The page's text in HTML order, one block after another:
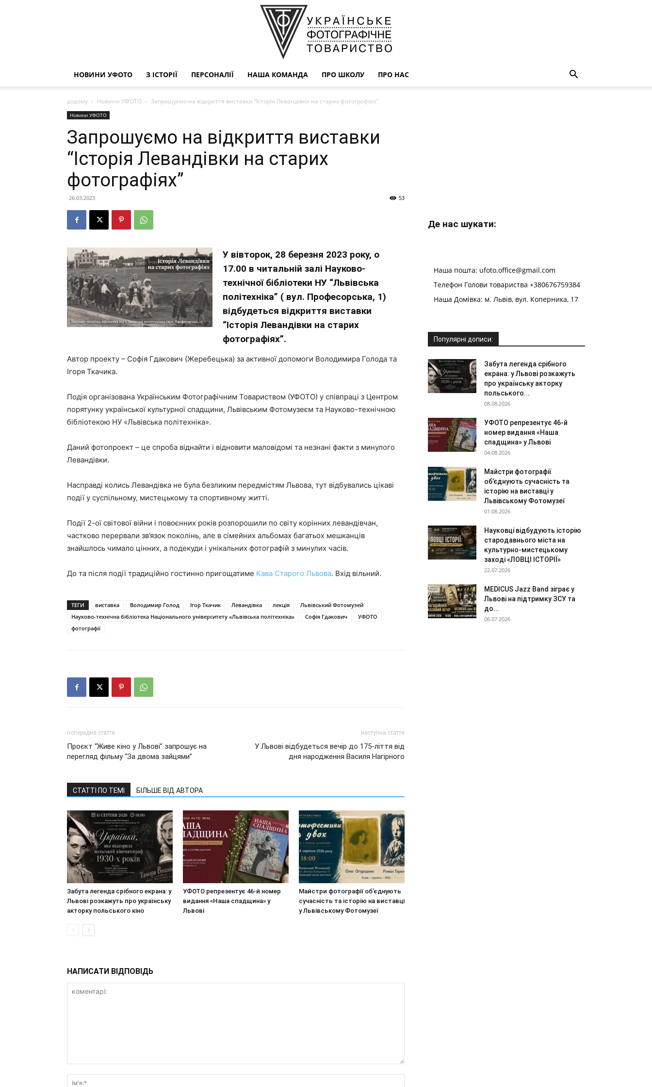
НОВИНИ УФОТО З ІСТОРІЇ ПЕРСОНАЛІЇ НАША КОМАНДА ПРО ШКОЛУ ПРО НАС
додому Новини УФОТО Запрошуємо на відкриття виставки “Історія Левандівки на старих фотографіях”
Новини УФОТО
Запрошуємо на відкриття виставки
“Історія Левандівки на старих
фотографіях”
26.03.2023 53
У вівторок, 28 березня 2023 року, о
17.00 в читальній залі Науково-
технічної бібліотеки НУ “Львівська
політехніка” ( вул. Професорська, 1)
відбудеться відкриття виставки
“Історія Левандівки на старих
фотографіях”.
Автор проекту – Софія Гдакович (Жеребецька) за активної допомоги Володимира Голода та
Ігоря Ткачика.
Подія організована Українським Фотографічним Товариством (УФОТО) у співпраці з Центром
порятунку української культурної спадщини, Львівським Фотомузеєм та Науково-технічною
бібліотекою НУ «Львівська політехніка».
Даний фотопроект – це спроба віднайти і відновити маловідомі та незнані факти з минулого
Левандівки.
Насправді колись Левандівка не була безликим передмістям Львова, тут відбувались цікаві
події у суспільному, мистецькому та спортивному житті.
Події 2-ої світової війни і повоєнних років розпорошили по світу корінних левандівчан,
частково перервали зв’язок поколінь, але в сімейних альбомах багатьох мешканців
знайшлось чимало цінних, а подекуди і унікальних фотографій з минулих часів.
До та після події традиційно гостинно пригощатиме Кава Старого Львова. Вхід вільний.
ТЕГИ виставка Володимир Голод Ігор Ткачик Левандівка лекція
Львівський Фотомузей
Науково-технічна бібліотека Національного університету «Львівська політехніка»
Софія Гдакович
УФОТО
фотографії
попередня стаття
Проєкт “Живе кіно у Львові” запрошує на
перегляд фільму “За двома зайцями”
наступна стаття
У Львові відбудеться вечір до 175-ліття від
дня народження Василя Нагірного
СТАТТІ ПО ТЕМІ БІЛЬШЕ ВІД АВТОРА
Забута легенда срібного екрана: у
Львові розкажуть про українську
акторку польського кіно
УФОТО репрезентує 46-й номер
видання «Наша спадщина» у
Львові
Майстри фотографії об’єднують
сучасність та історію на виставці
у Львівському Фотомузеї
НАПИСАТИ ВІДПОВІДЬ
Де нас шукати:
Наша пошта: ufoto.office@gmail.com
Телефон Голови товариства +380676759384
Наша Домівка: м. Львів, вул. Коперника, 17
Популярні дописи:
Забута легенда срібного
екрана: у Львові розкажуть
про українську акторку
польського...
08.08.2026
УФОТО репрезентує 46-й
номер видання «Наша
спадщина» у Львові
04.08.2026
Майстри фотографії
об’єднують сучасність та
історію на виставці у
Львівському Фотомузеї
01.08.2026
Науковці відбудують історію
стародавнього міста на
культурно-мистецькому
заході «ЛОВЦІ ІСТОРІЇ»
22.07.2026
MEDICUS Jazz Band зіграє у
Львові на підтримку ЗСУ та
до...
06.07.2026